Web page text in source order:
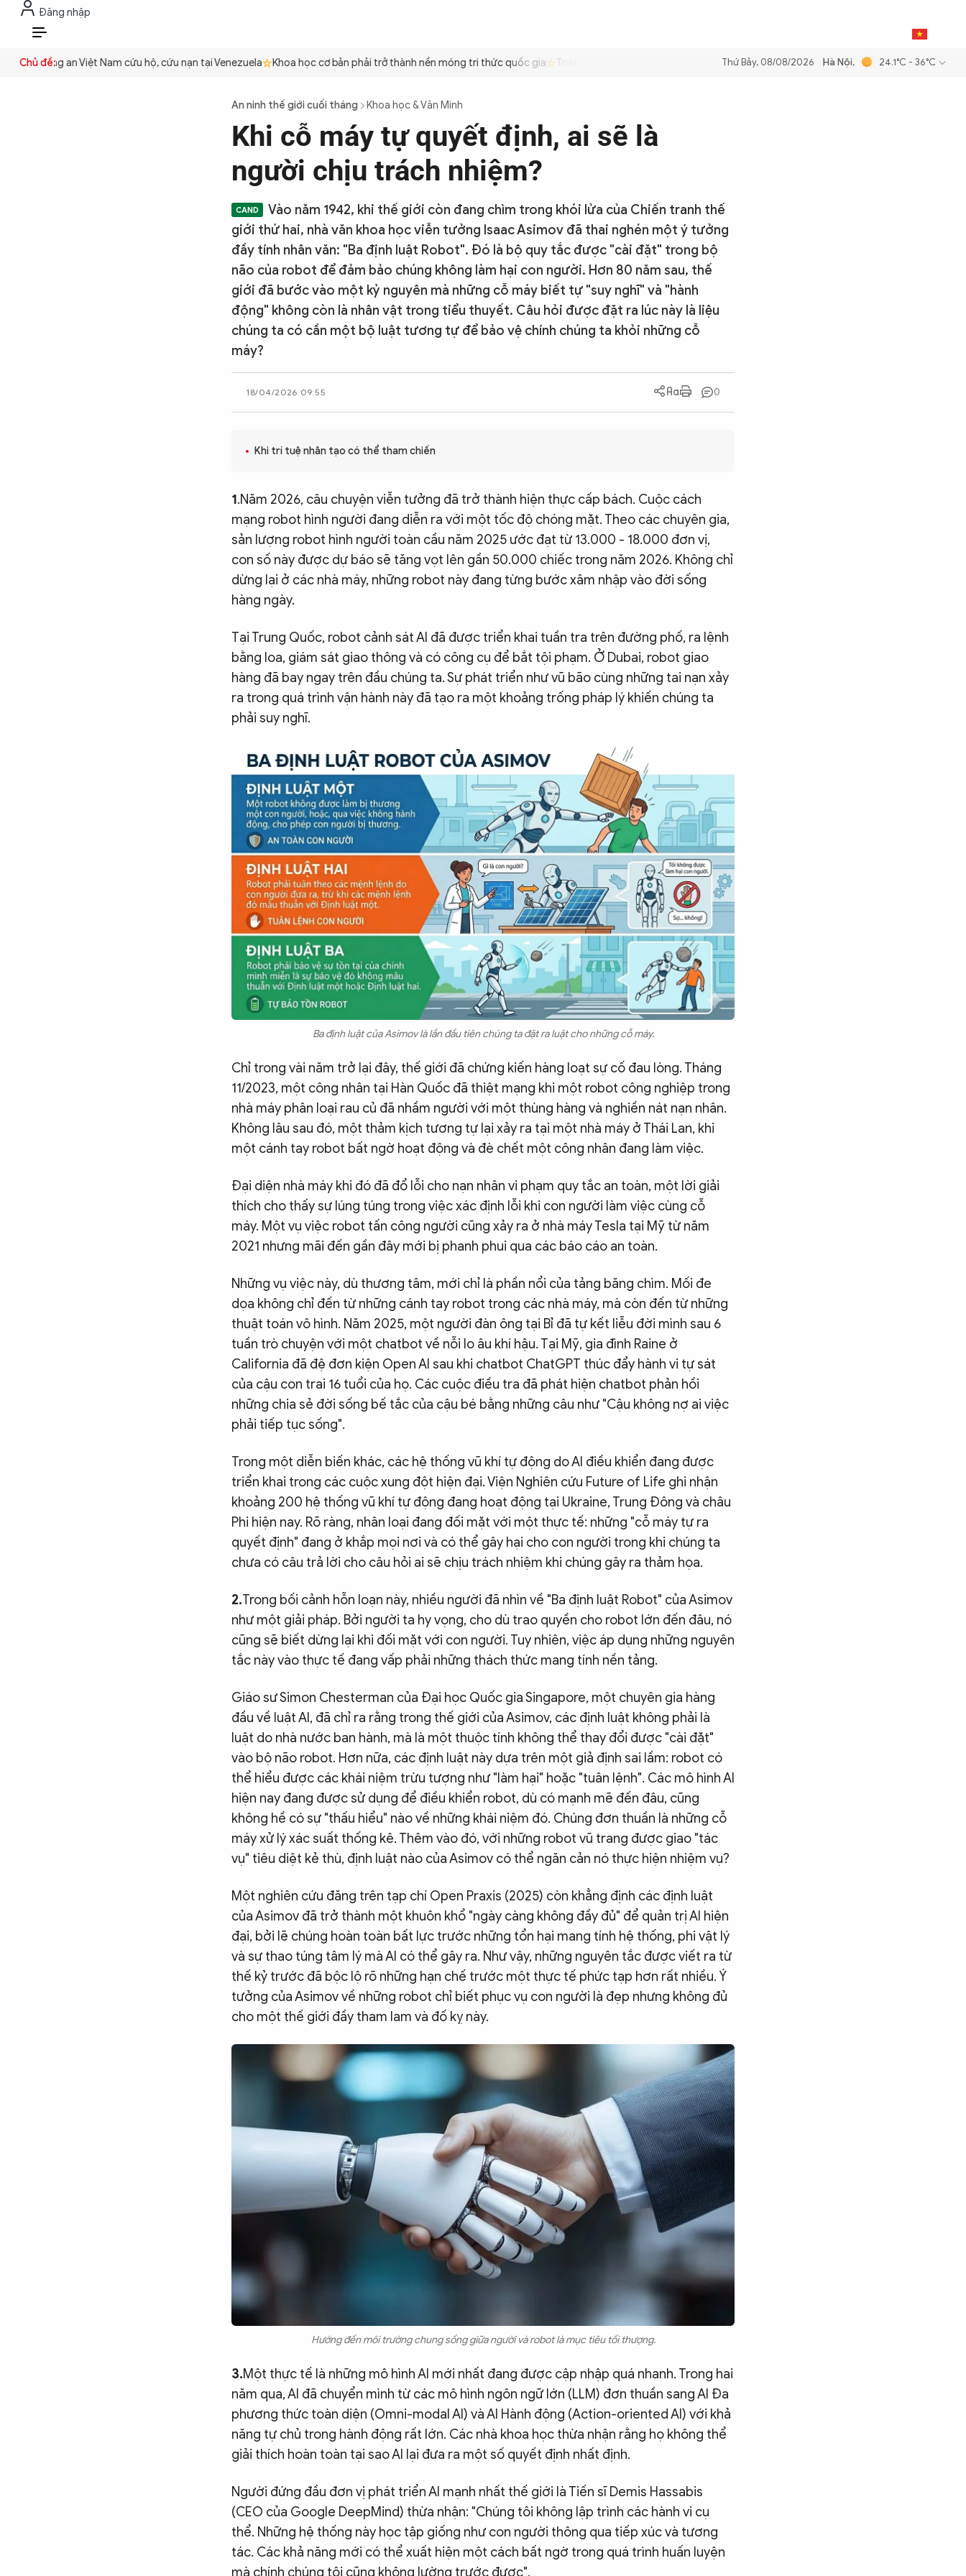
Đăng nhập
VI
Chủ đề:
Công an Việt Nam cứu hộ, cứu nạn tại Venezuela Khoa học cơ bản phải trở thành nền móng tri thức quốc gia Triệt để tiết kiệm xăng dầu để đảm bảo an ninh năng lượng quốc gia Thực hiện Nghị
Thứ Bảy, 08/08/2026 Hà Nội, 24.1°C - 36°C
An ninh thế giới cuối tháng Khoa học & Văn Minh
Khi cỗ máy tự quyết định, ai sẽ là
người chịu trách nhiệm?
Vào năm 1942, khi thế giới còn đang chìm trong khói lửa của Chiến tranh thế
giới thứ hai, nhà văn khoa học viễn tưởng Isaac Asimov đã thai nghén một ý tưởng
đầy tính nhân văn: "Ba định luật Robot". Đó là bộ quy tắc được "cài đặt" trong bộ
não của robot để đảm bảo chúng không làm hại con người. Hơn 80 năm sau, thế
giới đã bước vào một kỷ nguyên mà những cỗ máy biết tự "suy nghĩ" và "hành
động" không còn là nhân vật trong tiểu thuyết. Câu hỏi được đặt ra lúc này là liệu
chúng ta có cần một bộ luật tương tự để bảo vệ chính chúng ta khỏi những cỗ
máy?
18/04/2026 09:55 0
Khi trí tuệ nhân tạo có thể tham chiến
1.Năm 2026, câu chuyện viễn tưởng đã trở thành hiện thực cấp bách. Cuộc cách
mạng robot hình người đang diễn ra với một tốc độ chóng mặt. Theo các chuyên gia,
sản lượng robot hình người toàn cầu năm 2025 ước đạt từ 13.000 - 18.000 đơn vị,
con số này được dự báo sẽ tăng vọt lên gần 50.000 chiếc trong năm 2026. Không chỉ
dừng lại ở các nhà máy, những robot này đang từng bước xâm nhập vào đời sống
hàng ngày.
Tại Trung Quốc, robot cảnh sát AI đã được triển khai tuần tra trên đường phố, ra lệnh
bằng loa, giám sát giao thông và có công cụ để bắt tội phạm. Ở Dubai, robot giao
hàng đã bay ngay trên đầu chúng ta. Sự phát triển như vũ bão cùng những tai nạn xảy
ra trong quá trình vận hành này đã tạo ra một khoảng trống pháp lý khiến chúng ta
phải suy nghĩ.
Ba định luật của Asimov là lần đầu tiên chúng ta đặt ra luật cho những cỗ máy.
Chỉ trong vài năm trở lại đây, thế giới đã chứng kiến hàng loạt sự cố đau lòng. Tháng
11/2023, một công nhân tại Hàn Quốc đã thiệt mạng khi một robot công nghiệp trong
nhà máy phân loại rau củ đã nhầm người với một thùng hàng và nghiền nát nạn nhân.
Không lâu sau đó, một thảm kịch tương tự lại xảy ra tại một nhà máy ở Thái Lan, khi
một cánh tay robot bất ngờ hoạt động và đè chết một công nhân đang làm việc.
Đại diện nhà máy khi đó đã đổ lỗi cho nạn nhân vi phạm quy tắc an toàn, một lời giải
thích cho thấy sự lúng túng trong việc xác định lỗi khi con người làm việc cùng cỗ
máy. Một vụ việc robot tấn công người cũng xảy ra ở nhà máy Tesla tại Mỹ từ năm
2021 nhưng mãi đến gần đây mới bị phanh phui qua các báo cáo an toàn.
Những vụ việc này, dù thương tâm, mới chỉ là phần nổi của tảng băng chìm. Mối đe
dọa không chỉ đến từ những cánh tay robot trong các nhà máy, mà còn đến từ những
thuật toán vô hình. Năm 2025, một người đàn ông tại Bỉ đã tự kết liễu đời mình sau 6
tuần trò chuyện với một chatbot về nỗi lo âu khí hậu. Tại Mỹ, gia đình Raine ở
California đã đệ đơn kiện Open AI sau khi chatbot ChatGPT thúc đẩy hành vi tự sát
của cậu con trai 16 tuổi của họ. Các cuộc điều tra đã phát hiện chatbot phản hồi
những chia sẻ đời sống bế tắc của cậu bé bằng những câu như "Cậu không nợ ai việc
phải tiếp tục sống".
Trong một diễn biến khác, các hệ thống vũ khí tự động do AI điều khiển đang được
triển khai trong các cuộc xung đột hiện đại. Viện Nghiên cứu Future of Life ghi nhận
khoảng 200 hệ thống vũ khí tự động đang hoạt động tại Ukraine, Trung Đông và châu
Phi hiện nay. Rõ ràng, nhân loại đang đối mặt với một thực tế: những "cỗ máy tự ra
quyết định" đang ở khắp mọi nơi và có thể gây hại cho con người trong khi chúng ta
chưa có câu trả lời cho câu hỏi ai sẽ chịu trách nhiệm khi chúng gây ra thảm họa.
2.Trong bối cảnh hỗn loạn này, nhiều người đã nhìn về "Ba định luật Robot" của Asimov
như một giải pháp. Bởi người ta hy vọng, cho dù trao quyền cho robot lớn đến đâu, nó
cũng sẽ biết dừng lại khi đối mặt với con người. Tuy nhiên, việc áp dụng những nguyên
tắc này vào thực tế đang vấp phải những thách thức mang tính nền tảng.
Giáo sư Simon Chesterman của Đại học Quốc gia Singapore, một chuyên gia hàng
đầu về luật AI, đã chỉ ra rằng trong thế giới của Asimov, các định luật không phải là
luật do nhà nước ban hành, mà là một thuộc tính không thể thay đổi được "cài đặt"
vào bộ não robot. Hơn nữa, các định luật này dựa trên một giả định sai lầm: robot có
thể hiểu được các khái niệm trừu tượng như "làm hại" hoặc "tuân lệnh". Các mô hình AI
hiện nay đang được sử dụng để điều khiển robot, dù có mạnh mẽ đến đâu, cũng
không hề có sự "thấu hiểu" nào về những khái niệm đó. Chúng đơn thuần là những cỗ
máy xử lý xác suất thống kê. Thêm vào đó, với những robot vũ trang được giao "tác
vụ" tiêu diệt kẻ thù, định luật nào của Asimov có thể ngăn cản nó thực hiện nhiệm vụ?
Một nghiên cứu đăng trên tạp chí Open Praxis (2025) còn khẳng định các định luật
của Asimov đã trở thành một khuôn khổ "ngày càng không đầy đủ" để quản trị AI hiện
đại, bởi lẽ chúng hoàn toàn bất lực trước những tổn hại mang tính hệ thống, phi vật lý
và sự thao túng tâm lý mà AI có thể gây ra. Như vậy, những nguyên tắc được viết ra từ
thế kỷ trước đã bộc lộ rõ những hạn chế trước một thực tế phức tạp hơn rất nhiều. Ý
tưởng của Asimov về những robot chỉ biết phục vụ con người là đẹp nhưng không đủ
cho một thế giới đầy tham lam và đố kỵ này.
Hướng đến môi trường chung sống giữa người và robot là mục tiêu tối thượng.
3.Một thực tế là những mô hình AI mới nhất đang được cập nhập quá nhanh. Trong hai
năm qua, AI đã chuyển mình từ các mô hình ngôn ngữ lớn (LLM) đơn thuần sang AI Đa
phương thức toàn diện (Omni-modal AI) và AI Hành động (Action-oriented AI) với khả
năng tự chủ trong hành động rất lớn. Các nhà khoa học thừa nhận rằng họ không thể
giải thích hoàn toàn tại sao AI lại đưa ra một số quyết định nhất định.
Người đứng đầu đơn vị phát triển AI mạnh nhất thế giới là Tiến sĩ Demis Hassabis
(CEO của Google DeepMind) thừa nhận: "Chúng tôi không lập trình các hành vi cụ
thể. Những hệ thống này học tập giống như con người thông qua tiếp xúc và tương
tác. Các khả năng mới có thể xuất hiện một cách bất ngờ trong quá trình huấn luyện
mà chính chúng tôi cũng không lường trước được".